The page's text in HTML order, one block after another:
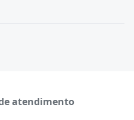
atendimento